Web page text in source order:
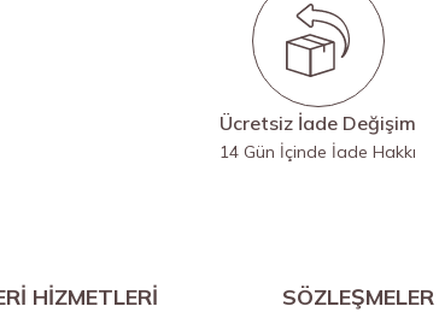
Ücretsiz İade Değişim
14 Gün İçinde İade Hakkı
HİZMETLERİ SÖZLEŞMELER